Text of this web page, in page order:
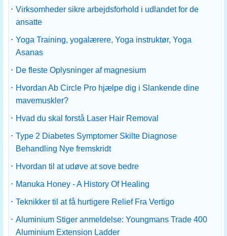
· Virksomheder sikre arbejdsforhold i udlandet for de
ansatte
· Yoga Training, yogalærere, Yoga instruktør, Yoga
Asanas
· De fleste Oplysninger af magnesium
· Hvordan Ab Circle Pro hjælpe dig i Slankende dine
mavemuskler?
· Hvad du skal forstå Laser Hair Removal
· Type 2 Diabetes Symptomer Skilte Diagnose
Behandling Nye fremskridt
· Hvordan til at udøve at sove bedre
· Manuka Honey - A History Of Healing
· Teknikker til at få hurtigere Relief Fra Vertigo
· Aluminium Stiger anmeldelse: Youngmans Trade 400
Aluminium Extension Ladder